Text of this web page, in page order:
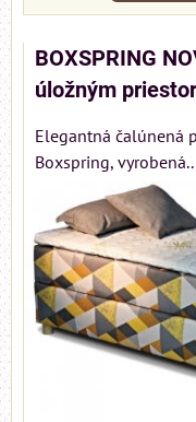
BOXSPRING
úložným
Elegantná čalúnená
Boxspring,